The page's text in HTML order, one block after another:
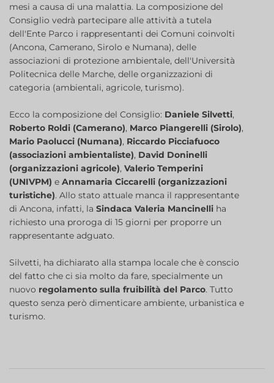
mesi a causa di una malattia. La composizione del
Consiglio vedrà partecipare alle attività a tutela
dell'Ente Parco i rappresentanti dei Comuni coinvolti
(Ancona, Camerano, Sirolo e Numana), delle
associazioni di protezione ambientale, dell'Università
Politecnica delle Marche, delle organizzazioni di
categoria (ambientali, agricole, turismo).
Ecco la composizione del Consiglio: Daniele Silvetti,
Roberto Roldi (Camerano), Marco Piangerelli (Sirolo),
Mario Paolucci (Numana), Riccardo Picciafuoco
(associazioni ambientaliste), David Doninelli
(organizzazioni agricole), Valerio Temperini
(UNIVPM) e Annamaria Ciccarelli (organizzazioni
turistiche). Allo stato attuale manca il rappresentante
di Ancona, infatti, la Sindaca Valeria Mancinelli ha
richiesto una proroga di 15 giorni per proporre un
rappresentante adguato.
Silvetti, ha dichiarato alla stampa locale che è conscio
del fatto che ci sia molto da fare, specialmente un
nuovo regolamento sulla fruibilità del Parco. Tutto
questo senza però dimenticare ambiente, urbanistica e
turismo.